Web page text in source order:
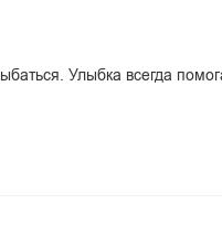
Улыбка всегда